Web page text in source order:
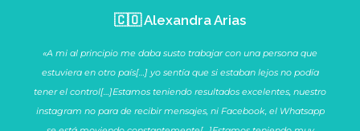
🇨🇴 Alexandra Arias
«A mi al principio me daba susto trabajar con una persona que
estuviera en otro país[…] yo sentía que si estaban lejos no podía
tener el control[…]Estamos teniendo resultados excelentes, nuestro
instagram no para de recibir mensajes, ni Facebook, el Whatsapp